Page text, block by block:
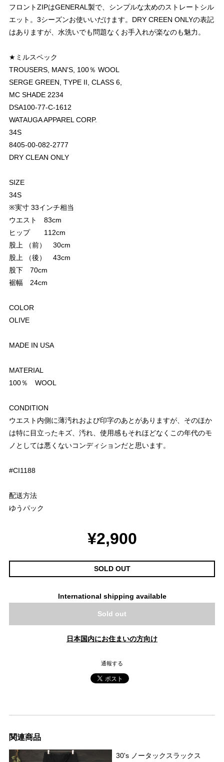
フロントZIPはGENERAL製で、シンプルな太めのストレートシル
エット。3シーズンお使いいだけます。DRY CREEN ONLYの表記
はありますが、水洗いでも問題なくお手入れが楽なのも魅力。
★ミルスペック
TROUSERS, MAN'S, 100％ WOOL
SERGE GREEN, TYPE II, CLASS 6,
MC SHADE 2234
DSA100-77-C-1612
WATAUGA APPAREL CORP.
34S
8405-00-082-2777
DRY CLEAN ONLY
SIZE
34S
※実寸 33インチ相当
ウエスト 83cm
ヒップ 112cm
股上 （前） 30cm
股上 （後） 43cm
股下 70cm
裾幅 24cm
COLOR
OLIVE
MADE IN USA
MATERIAL
100％ WOOL
CONDITION
ウエスト内側に薄汚れおよび印字のあとがありますが、そのほか
は特に目立ったキズ、汚れ、使用感もそれほどなくこの年代のモ
ノとしては悪くないコンディションだと思います。
#CI1188
配送方法
ゆうパック
¥2,900
SOLD OUT
International shipping available
Sold out
日本国内にお住まいの方向け
通報する
関連商品
30's ノータックスラックス